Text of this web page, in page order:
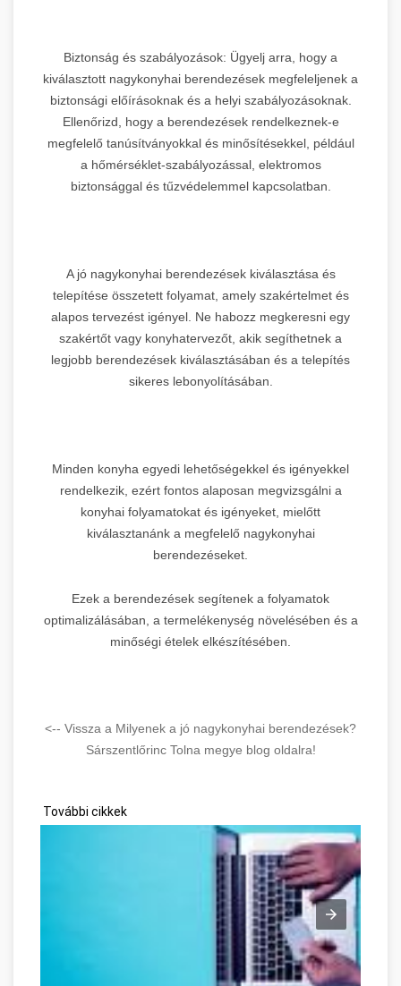
Biztonság és szabályozások: Ügyelj arra, hogy a
kiválasztott nagykonyhai berendezések megfeleljenek a
biztonsági előírásoknak és a helyi szabályozásoknak.
Ellenőrizd, hogy a berendezések rendelkeznek-e
megfelelő tanúsítványokkal és minősítésekkel, például
a hőmérséklet-szabályozással, elektromos
biztonsággal és tűzvédelemmel kapcsolatban.
A jó nagykonyhai berendezések kiválasztása és
telepítése összetett folyamat, amely szakértelmet és
alapos tervezést igényel. Ne habozz megkeresni egy
szakértőt vagy konyhatervezőt, akik segíthetnek a
legjobb berendezések kiválasztásában és a telepítés
sikeres lebonyolításában.
Minden konyha egyedi lehetőségekkel és igényekkel
rendelkezik, ezért fontos alaposan megvizsgálni a
konyhai folyamatokat és igényeket, mielőtt
kiválasztanánk a megfelelő nagykonyhai
berendezéseket.
Ezek a berendezések segítenek a folyamatok
optimalizálásában, a termelékenység növelésében és a
minőségi ételek elkészítésében.
<-- Vissza a Milyenek a jó nagykonyhai berendezések?
Sárszentlőrinc Tolna megye blog oldalra!
További cikkek